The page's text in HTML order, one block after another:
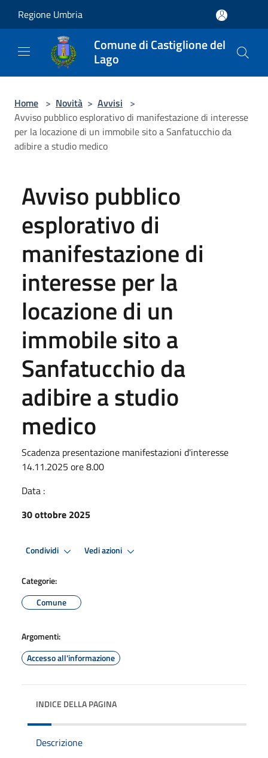
Regione Umbria
Comune di Castiglione del
Lago
Home > Novità > Avvisi >
Avviso pubblico esplorativo di manifestazione di interesse
per la locazione di un immobile sito a Sanfatucchio da
adibire a studio medico
Avviso pubblico
esplorativo di
manifestazione di
interesse per la
locazione di un
immobile sito a
Sanfatucchio da
adibire a studio
medico
Scadenza presentazione manifestazioni d'interesse
14.11.2025 ore 8.00
Data :
30 ottobre 2025
Condividi Vedi azioni
Categorie:
Comune
Argomenti:
Accesso all'informazione
INDICE DELLA PAGINA
Descrizione